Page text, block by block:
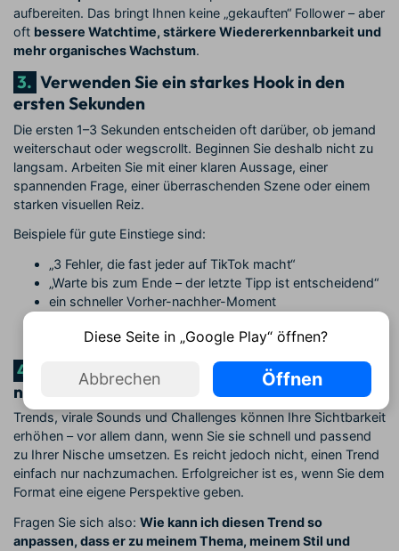
aufbereiten. Das bringt Ihnen keine „gekauften“ Follower – aber
oft bessere Watchtime, stärkere Wiedererkennbarkeit und
mehr organisches Wachstum.
3. Verwenden Sie ein starkes Hook in den
ersten Sekunden
Die ersten 1–3 Sekunden entscheiden oft darüber, ob jemand
weiterschaut oder wegscrollt. Beginnen Sie deshalb nicht zu
langsam. Arbeiten Sie mit einer klaren Aussage, einer
spannenden Frage, einer überraschenden Szene oder einem
starken visuellen Reiz.
Beispiele für gute Einstiege sind:
„3 Fehler, die fast jeder auf TikTok macht“
„Warte bis zum Ende – der letzte Tipp ist entscheidend“
ein schneller Vorher-nachher-Moment
Beginn
4.
Nutzen Sie Trends, aber kopieren Sie sie
nicht blind
Trends, virale Sounds und Challenges können Ihre Sichtbarkeit
erhöhen – vor allem dann, wenn Sie sie schnell und passend
zu Ihrer Nische umsetzen. Es reicht jedoch nicht, einen Trend
einfach nur nachzumachen. Erfolgreicher ist es, wenn Sie dem
Format eine eigene Perspektive geben.
Fragen Sie sich also: Wie kann ich diesen Trend so
anpassen, dass er zu meinem Thema, meinem Stil und
Diese Seite in „Google Play“ öffnen?
Abbrechen Öffnen